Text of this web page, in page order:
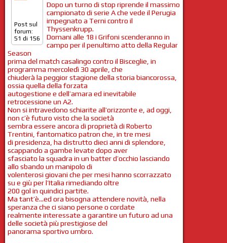
Post sul
forum:
51 di 156
Dopo un turno di stop riprende il massimo
campionato di serie A che vede il Perugia
impegnato a Terni contro il
Thyssenkrupp.
Domani alle 18 i Grifoni scenderanno in
campo per il penultimo atto della Regular
Season
prima del match casalingo contro il Bisceglie, in
programma mercoledì 30 aprile, che
chiuderà la peggior stagione della storia biancorossa,
ossia quella della forzata
autogestione e dell’amara ed inevitabile
retrocessione un A2.
Non si intravedono schiarite all’orizzonte e, ad oggi,
non c’è futuro visto che la società
sembra essere ancora di proprietà di Roberto
Trentini, fantomatico patron che, in tre mesi
di presidenza, ha distrutto dieci anni di splendore,
scappando a gambe levate dopo aver
sfasciato la squadra in un batter d’occhio lasciando
allo sbando un manipolo di
volenterosi giovani che per mesi hanno scorrazzato
su e giù per l’Italia rimediando oltre
200 gol in quindici partite.
Ma tant’è…ed ora bisogna attendere novità, nella
speranza che ci siano persone o cordate
realmente interessate a garantire un futuro ad una
delle società più prestigiose del
panorama sportivo umbro.